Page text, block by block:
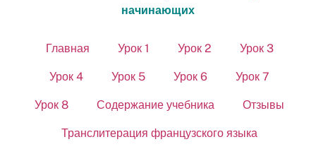
начинающих
Главная Урок 1 Урок 2 Урок 3
Урок 4 Урок 5 Урок 6 Урок 7
Урок 8 Содержание учебника Отзывы
Транслитерация французского языка